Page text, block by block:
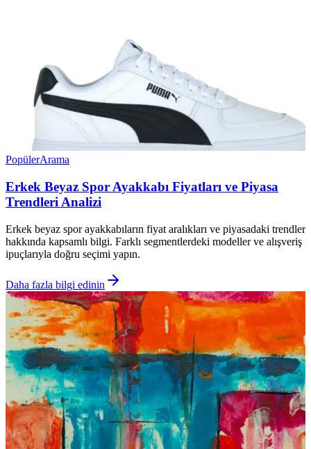
PopülerArama
Erkek Beyaz Spor Ayakkabı Fiyatları ve Piyasa
Trendleri Analizi
Erkek beyaz spor ayakkabıların fiyat aralıkları ve piyasadaki trendler
hakkında kapsamlı bilgi. Farklı segmentlerdeki modeller ve alışveriş
ipuçlarıyla doğru seçimi yapın.
Daha fazla bilgi edinin